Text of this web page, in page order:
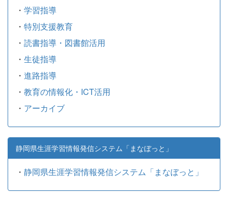
・ 学習指導
・ 特別支援教育
・ 読書指導・図書館活用
・ 生徒指導
・ 進路指導
・ 教育の情報化・ICT活用
・ アーカイブ
静岡県生涯学習情報発信システム「まなぼっと」
・ 静岡県生涯学習情報発信システム「まなぼっと」